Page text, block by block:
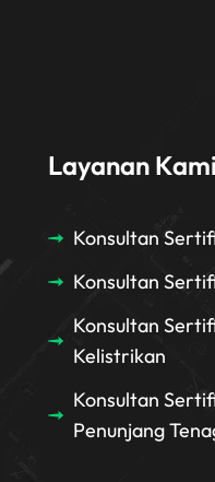
Layanan Kami
Konsultan
Konsultan
Konsultan
Kelistrikan
Konsultan
Penunjang